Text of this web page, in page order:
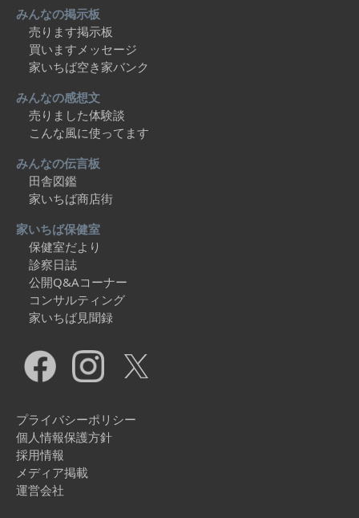
みんなの掲示板
売ります掲示板
買いますメッセージ
家いちば空き家バンク
みんなの感想文
売りました体験談
こんな風に使ってます
みんなの伝言板
田舎図鑑
家いちば商店街
家いちば保健室
保健室だより
診察日誌
公開Q&Aコーナー
コンサルティング
家いちば見聞録
プライバシーポリシー
個人情報保護方針
採用情報
メディア掲載
運営会社